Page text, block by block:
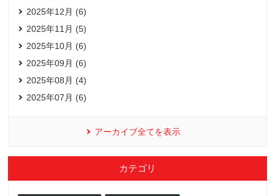
2025年12月 (6)
2025年11月 (5)
2025年10月 (6)
2025年09月 (6)
2025年08月 (4)
2025年07月 (6)
アーカイブ全てを表示
カテゴリ